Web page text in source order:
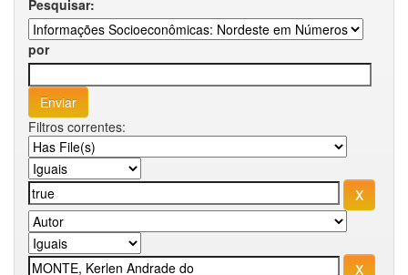
Pesquisar:
por
Filtros correntes: